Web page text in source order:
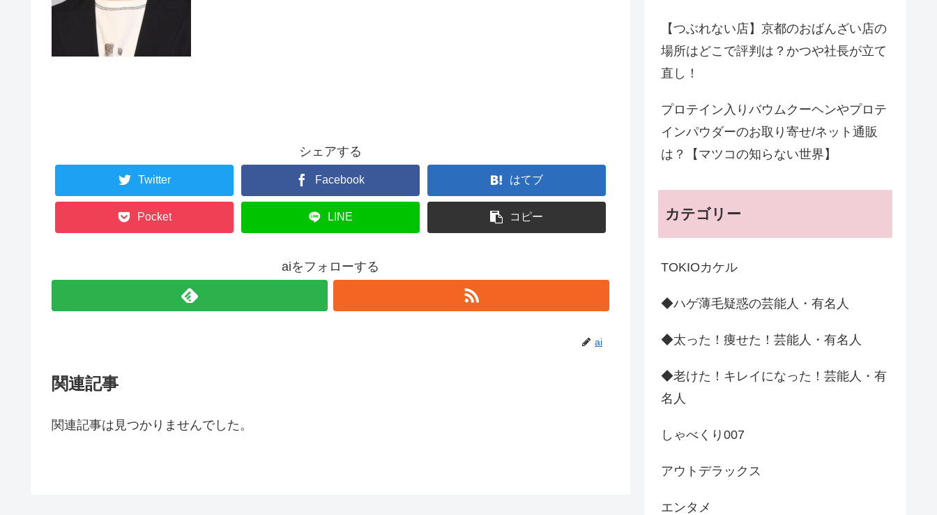
シェアする
Twitter Facebook はてブ
Pocket LINE コピー
aiをフォローする
ai
関連記事
関連記事は見つかりませんでした。
【つぶれない店】京都のおばんざい店の
場所はどこで評判は？かつや社長が立て
直し！
プロテイン入りバウムクーヘンやプロテ
インパウダーのお取り寄せ/ネット通販
は？【マツコの知らない世界】
カテゴリー
TOKIOカケル
◆ハゲ薄毛疑惑の芸能人・有名人
◆太った！痩せた！芸能人・有名人
◆老けた！キレイになった！芸能人・有
名人
しゃべくり007
アウトデラックス
エンタメ